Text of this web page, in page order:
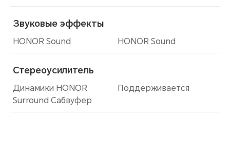
Звуковые эффекты
HONOR Sound
Стереоусилитель
Динамики HONOR
Surround Сабвуфер
HONOR Sound
Поддерживается